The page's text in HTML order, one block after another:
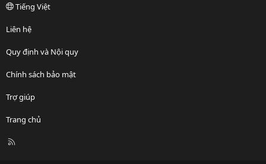
Tiếng Việt
Liên hệ
Quy định và Nội quy
Chính sách bảo mật
Trợ giúp
Trang chủ
R